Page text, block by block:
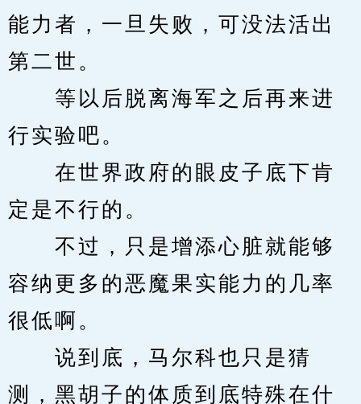
能力者，一旦失败，可没法活出
第二世。
等以后脱离海军之后再来进
行实验吧。
在世界政府的眼皮子底下肯
定是不行的。
不过，只是增添心脏就能够
容纳更多的恶魔果实能力的几率
很低啊。
说到底，马尔科也只是猜
测，黑胡子的体质到底特殊在什